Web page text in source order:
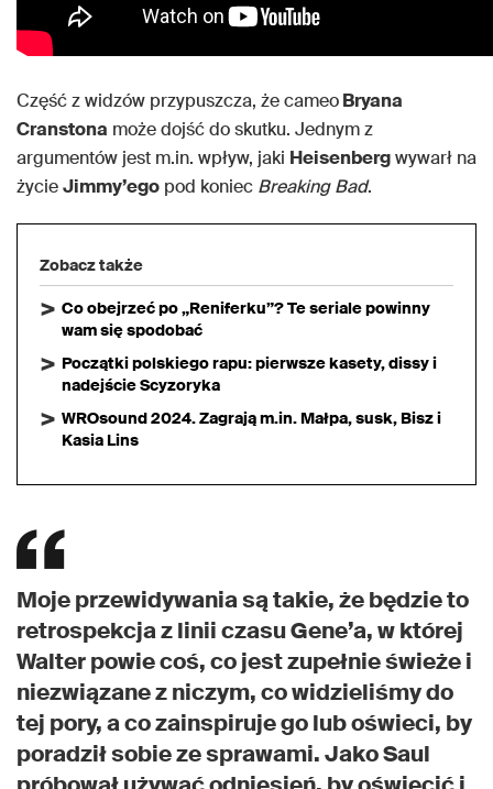
Część z widzów przypuszcza, że cameoBryana
Cranstona może dojść do skutku. Jednym z
argumentów jest m.in. wpływ, jaki Heisenbergwywarł na
życieJimmy’ego pod koniec Breaking Bad.
Zobacz także
Co obejrzeć po „Reniferku”? Te seriale powinny
wam się spodobać
Początki polskiego rapu: pierwsze kasety, dissy i
nadejście Scyzoryka
WROsound 2024. Zagrają m.in. Małpa, susk, Bisz i
Kasia Lins
Moje przewidywania są takie, że będzie to
retrospekcja z linii czasu Gene’a, w której
Walter powie coś, co jest zupełnie świeże i
niezwiązane z niczym, co widzieliśmy do
tej pory, a co zainspiruje go lub oświeci, by
poradził sobie ze sprawami. Jako Saul